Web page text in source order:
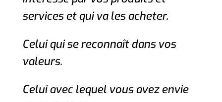
services et qui va les acheter.
Celui qui se reconnaît dans vos
valeurs.
Celui avec lequel vous avez envie